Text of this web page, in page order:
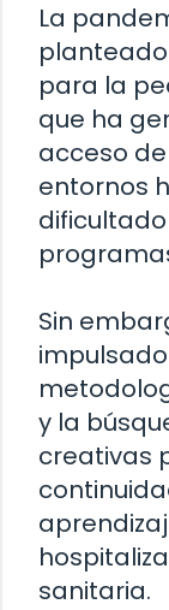
La
para la
que ha
acceso
entornos
Sin
y la
creativas
sanitaria.